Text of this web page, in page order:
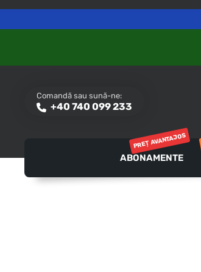
Delivery toSăvinești, NT Switch
Comandă sau sună-ne:
+40 740 099 233
ABONAMENTE
PREȚ AVANTAJOS